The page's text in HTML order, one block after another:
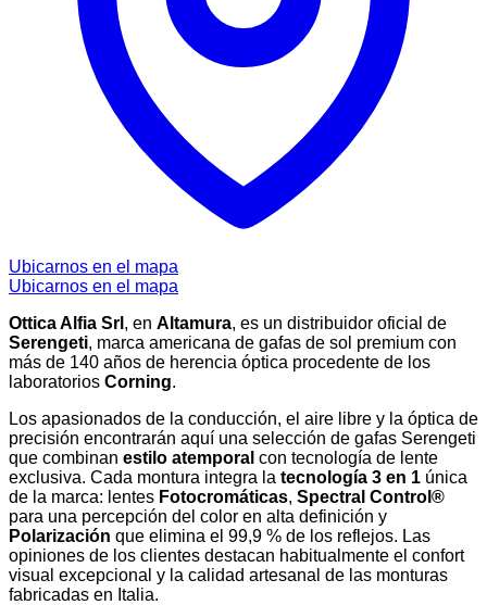
Ubicarnos en el mapa
Ubicarnos en el mapa
Ottica Alfia Srl , en Altamura, es un distribuidor oficial de
Serengeti, marca americana de gafas de sol premium con
más de 140 años de herencia óptica procedente de los
laboratorios Corning.
Los apasionados de la conducción, el aire libre y la óptica de
precisión encontrarán aquí una selección de gafas Serengeti
que combinan estilo atemporal con tecnología de lente
exclusiva. Cada montura integra la tecnología 3 en 1 única
de la marca: lentes Fotocromáticas, Spectral Control®
para una percepción del color en alta definición y
Polarización que elimina el 99,9 % de los reflejos. Las
opiniones de los clientes destacan habitualmente el confort
visual excepcional y la calidad artesanal de las monturas
fabricadas en Italia.